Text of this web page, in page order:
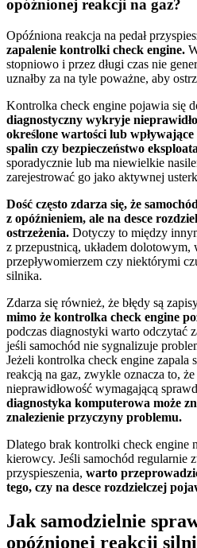
opóźnionej reakcji na gaz?
Opóźniona reakcja na pedał
zapalenie kontrolki check engine.
stopniowo i przez długi czas nie
uznałby za na tyle poważne, aby
Kontrolka check engine pojawia się
diagnostyczny wykryje
określone wartości lub
spalin czy bezpieczeństwo
sporadycznie lub ma niewielkie
zarejestrować go jako aktywnej
Dość często zdarza się, że
z opóźnieniem, ale na desce
ostrzeżenia. Dotyczy to między
z przepustnicą, układem dolotowym,
przepływomierzem czy niektórymi
silnika.
Zdarza się również, że błędy są
mimo że kontrolka check engine
podczas diagnostyki warto odczytać
jeśli samochód nie sygnalizuje
Jeżeli kontrolka check engine zapala
reakcją na gaz, zwykle oznacza to,
nieprawidłowość wymagającą
diagnostyka komputerowa może
znalezienie przyczyny problemu.
Dlatego brak kontrolki check engine
kierowcy. Jeśli samochód regularnie
przyspieszenia, warto
tego, czy na desce rozdzielczej
Jak samodzielnie
opóźnionej reakcji